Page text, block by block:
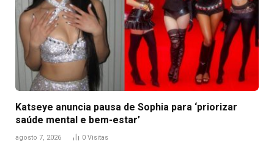
Katseye anuncia pausa de Sophia para ‘priorizar
saúde mental e bem-estar’
agosto 7, 2026 0 Visitas